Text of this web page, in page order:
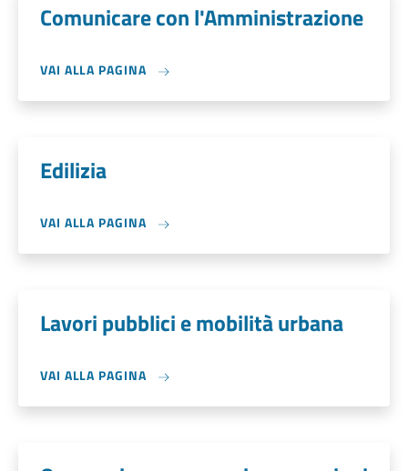
Comunicare con l'Amministrazione
VAI ALLA PAGINA
Edilizia
VAI ALLA PAGINA
Lavori pubblici e mobilità urbana
VAI ALLA PAGINA